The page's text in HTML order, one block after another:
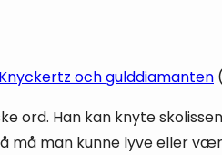
och gulddiamanten
ord. Han kan knyte
må man kunne lyve eller